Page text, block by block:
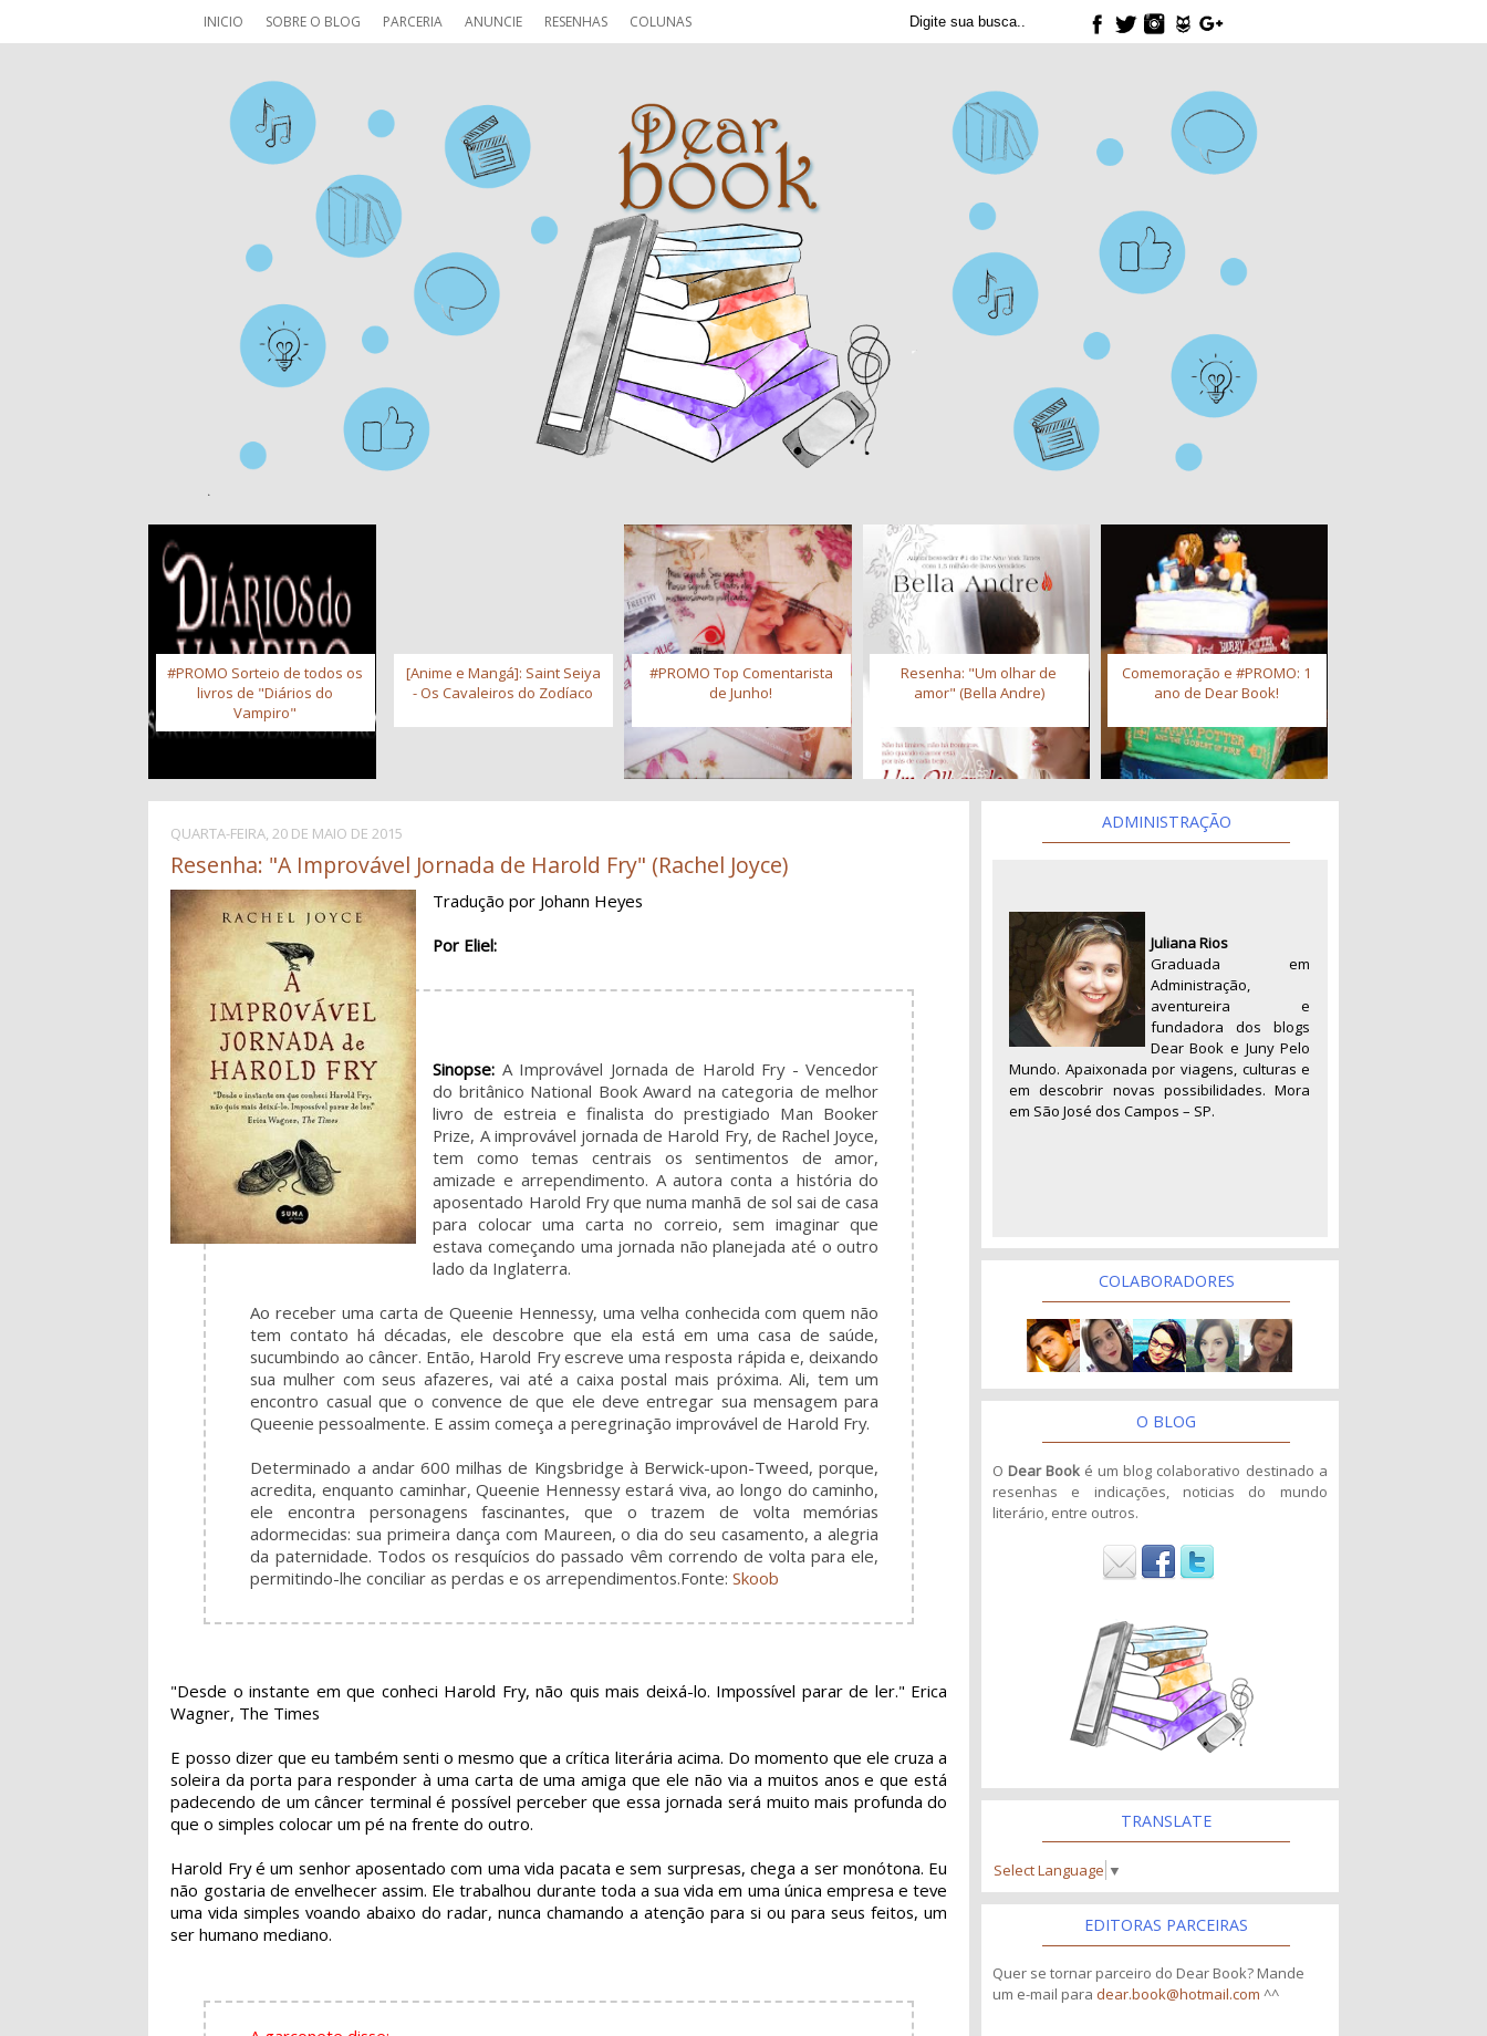
INICIO SOBRE O BLOG PARCERIA ANUNCIE RESENHAS COLUNAS
#PROMO Sorteio de todos os
livros de "Diários do
Vampiro"
[Anime e Mangá]: Saint Seiya
- Os Cavaleiros do Zodíaco
#PROMO Top Comentarista
de Junho!
Resenha: "Um olhar de
amor" (Bella Andre)
Comemoração e #PROMO: 1
ano de Dear Book!
QUARTA-FEIRA, 20 DE MAIO DE 2015
Resenha: "A Improvável Jornada de Harold Fry" (Rachel Joyce)
Tradução por Johann Heyes
Por Eliel:
Sinopse: A Improvável Jornada de Harold Fry - Vencedor
do britânico National Book Award na categoria de melhor
livro de estreia e finalista do prestigiado Man Booker
Prize, A improvável jornada de Harold Fry, de Rachel Joyce,
tem como temas centrais os sentimentos de amor,
amizade e arrependimento. A autora conta a história do
aposentado Harold Fry que numa manhã de sol sai de casa
para colocar uma carta no correio, sem imaginar que
estava começando uma jornada não planejada até o outro
lado da Inglaterra.
Ao receber uma carta de Queenie Hennessy, uma velha conhecida com quem não
tem contato há décadas, ele descobre que ela está em uma casa de saúde,
sucumbindo ao câncer. Então, Harold Fry escreve uma resposta rápida e, deixando
sua mulher com seus afazeres, vai até a caixa postal mais próxima. Ali, tem um
encontro casual que o convence de que ele deve entregar sua mensagem para
Queenie pessoalmente. E assim começa a peregrinação improvável de Harold Fry.
Determinado a andar 600 milhas de Kingsbridge à Berwick-upon-Tweed, porque,
acredita, enquanto caminhar, Queenie Hennessy estará viva, ao longo do caminho,
ele encontra personagens fascinantes, que o trazem de volta memórias
adormecidas: sua primeira dança com Maureen, o dia do seu casamento, a alegria
da paternidade. Todos os resquícios do passado vêm correndo de volta para ele,
permitindo-lhe conciliar as perdas e os arrependimentos.Fonte:Skoob
"Desde o instante em que conheci Harold Fry, não quis mais deixá-lo. Impossível parar de ler." Erica
Wagner, The Times
E posso dizer que eu também senti o mesmo que a crítica literária acima. Do momento que ele cruza a
soleira da porta para responder à uma carta de uma amiga que ele não via a muitos anos e que está
padecendo de um câncer terminal é possível perceber que essa jornada será muito mais profunda do
que o simples colocar um pé na frente do outro.
Harold Fry é um senhor aposentado com uma vida pacata e sem surpresas, chega a ser monótona. Eu
não gostaria de envelhecer assim. Ele trabalhou durante toda a sua vida em uma única empresa e teve
uma vida simples voando abaixo do radar, nunca chamando a atenção para si ou para seus feitos, um
ser humano mediano.
ADMINISTRAÇÃO
Juliana Rios
Graduada em
Administração,
aventureira e
fundadora dos blogs
Dear Book e Juny Pelo
Mundo. Apaixonada por viagens, culturas e
em descobrir novas possibilidades. Mora
em São José dos Campos – SP.
COLABORADORES
O BLOG
O Dear Book é um blog colaborativo destinado a
resenhas e indicações, noticias do mundo
literário, entre outros.
TRANSLATE
Select Language ▼
EDITORAS PARCEIRAS
Quer se tornar parceiro do Dear Book? Mande
um e-mail para dear.book@hotmail.com ^^